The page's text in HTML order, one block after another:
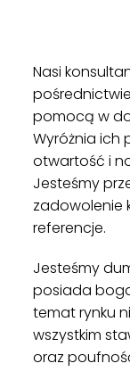
Nasi
pomocą w
Wyróżnia ich
otwartość i
Jesteśmy
zadowolenie
referencje.
Jesteśmy
posiada
temat rynku
wszystkim
oraz